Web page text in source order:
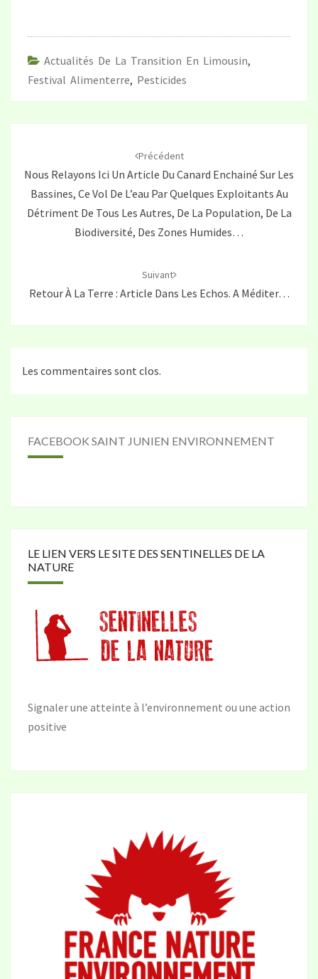
Actualités De La Transition En Limousin,
Festival Alimenterre, Pesticides
Précédent
Nous Relayons Ici Un Article Du Canard Enchainé Sur Les
Bassines, Ce Vol De L’eau Par Quelques Exploitants Au
Détriment De Tous Les Autres, De La Population, De La
Biodiversité, Des Zones Humides…
Suivant
Retour À La Terre : Article Dans Les Echos. A Méditer…
Les commentaires sont clos.
FACEBOOK SAINT JUNIEN ENVIRONNEMENT
LE LIEN VERS LE SITE DES SENTINELLES DE LA
NATURE
Signaler une atteinte à l’environnement ou une action
positive